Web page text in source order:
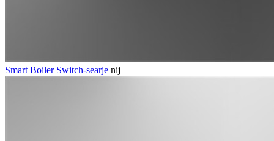
Smart Boiler Switch-searje nij